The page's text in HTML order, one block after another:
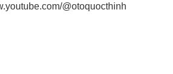
@otoquocthinh